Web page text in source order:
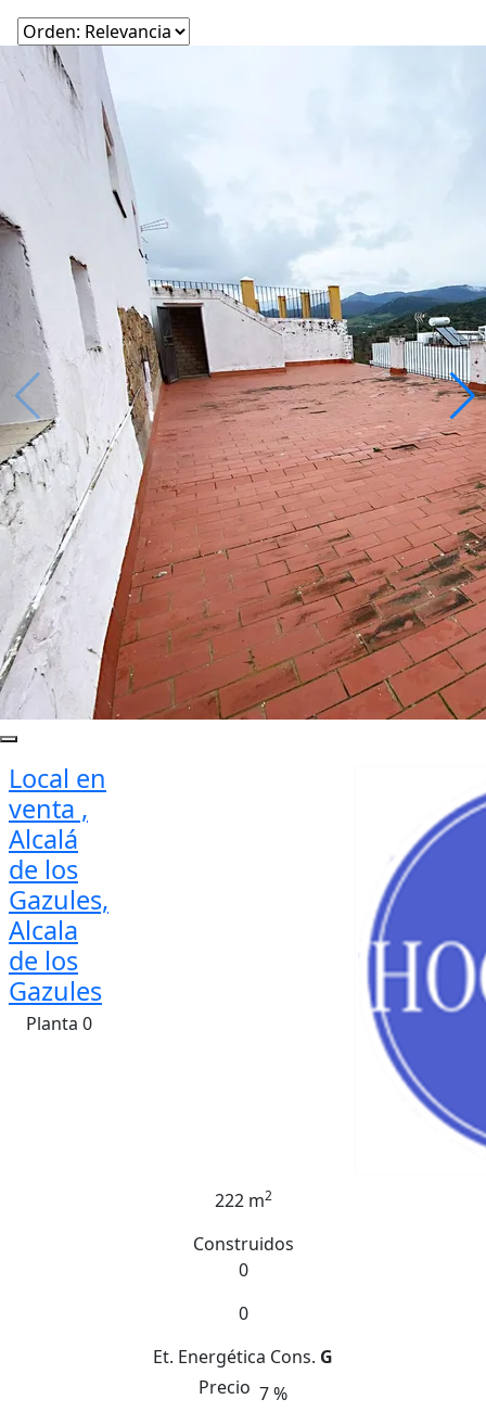
Local en
venta ,
Alcalá
de los
Gazules,
Alcala
de los
Gazules
Planta 0
222 m2
Construidos
0
0
Et. Energética Cons. G
Precio 7 %